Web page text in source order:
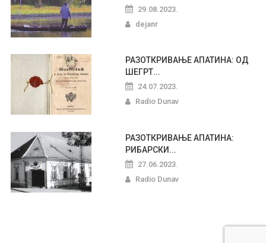
29.08.2023.
dejanr
РАЗОТКРИВАЊЕ АПАТИНА: ОД
ШЕГРТ...
24.07.2023.
Radio Dunav
РАЗОТКРИВАЊЕ АПАТИНА:
РИБАРСКИ...
27.06.2023.
Radio Dunav